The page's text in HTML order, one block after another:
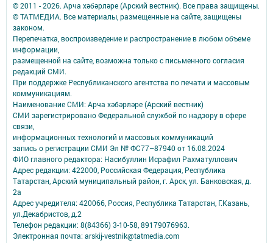
© 2011 - 2026. Арча хәбәрләре (Арский вестник). Все права защищены.
© ТАТМЕДИА. Все материалы, размещенные на сайте, защищены
законом.
Перепечатка, воспроизведение и распространение в любом объеме
информации,
размещенной на сайте, возможна только с письменного согласия
редакций СМИ.
При поддержке Республиканского агентства по печати и массовым
коммуникациям.
Наименование СМИ: Арча хәбәрләре (Арский вестник)
СМИ зарегистрировано Федеральной службой по надзору в сфере
связи,
информационных технологий и массовых коммуникаций
запись о регистрации СМИ Эл № ФС77–87940 от 16.08.2024
ФИО главного редактора: Насибуллин Исрафил Рахматуллович
Адрес редакции: 422000, Российская Федерация, Республика
Татарстан, Арский муниципальный район, г. Арск, ул. Банковская, д.
2а
Адрес учредителя: 420066, Россия, Республика Татарстан, Г.Казань,
ул.Декабристов, д.2
Телефон редакции: 8(84366) 3-10-58, 89179076963.
Электронная почта: arskij-vestnik@tatmedia.com